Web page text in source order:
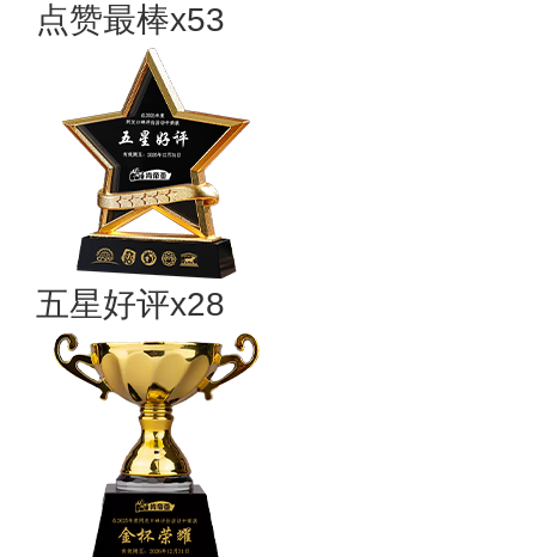
点赞最棒x53
五星好评x28